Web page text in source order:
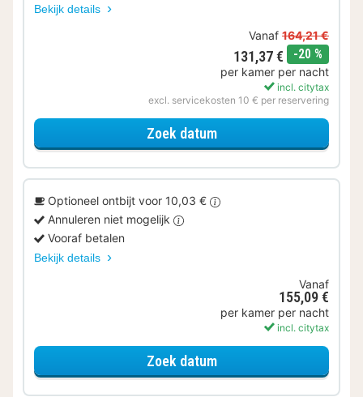
Bekijk details
Vanaf 164,21 €
131,37 € -20 %
per kamer per nacht
incl. citytax
excl. servicekosten 10 € per reservering
Zoek datumvoor Tijdelijke Special
Optioneel ontbijt voor 10,03 €
Annuleren niet mogelijk
Vooraf betalen
Bekijk details
Vanaf
155,09 €
per kamer per nacht
incl. citytax
Zoek datumvoor Superior kamer